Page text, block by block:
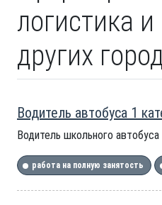
логистика
других
Водитель автобуса 1
Водитель школьного
работа на полную занятость